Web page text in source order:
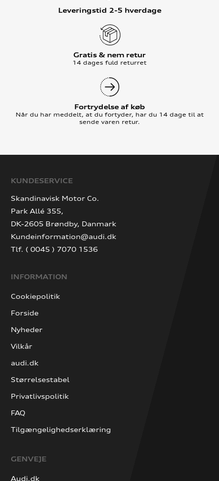
Leveringstid 2-5 hverdage
Gratis & nem retur
14 dages fuld returret
Fortrydelse af køb
Når du har meddelt, at du fortyder, har du 14 dage til at
sende varen retur.
KUNDESERVICE
Skandinavisk Motor Co.
Park Allé 355,
DK-2605 Brøndby, Danmark
Kundeinformation@audi.dk
Tlf. ( 0045 ) 7070 1536
INFORMATION
Cookiepolitik
Forside
Nyheder
Vilkår
audi.dk
Størrelsestabel
Privatlivspolitik
FAQ
Tilgængelighedserklæring
GENVEJE
Audi.dk